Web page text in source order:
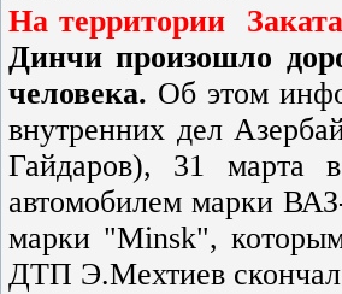
На территории
Динчи произошло
человека. Об этом
внутренних дел
Гайдаров), 31 марта
автомобилем марки
марки "Minsk",
ДТП Э.Мехтиев